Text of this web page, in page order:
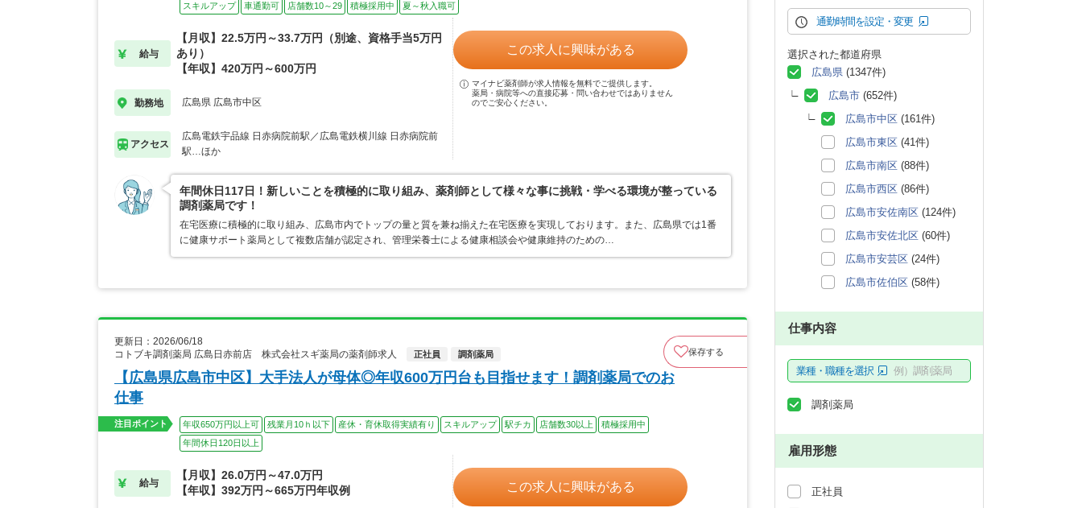
スキルアップ
車通勤可 店舗数10～29 積極採用中 夏～秋入職可
給与
【月収】22.5万円～33.7万円（別途、資格手当5万円
あり）
【年収】420万円～600万円
勤務地 広島県 広島市中区
アクセス
広島電鉄宇品線 日赤病院前駅／広島電鉄横川線 日赤病院前
駅…ほか
この求人に興味がある
マイナビ薬剤師が求人情報を無料でご提供します。
薬局・病院等への直接応募・問い合わせではありません
のでご安心ください。
年間休日117日！新しいことを積極的に取り組み、薬剤師として様々な事に挑戦・学べる環境が整っている
調剤薬局です！
在宅医療に積極的に取り組み、広島市内でトップの量と質を兼ね揃えた在宅医療を実現しております。また、広島県では1番
に健康サポート薬局として複数店舗が認定され、管理栄養士による健康相談会や健康維持のための…
更新日：2026/06/18
コトブキ調剤薬局 広島日赤前店 株式会社スギ薬局の薬剤師求人
正社員 調剤薬局 保存する
【広島県広島市中区】大手法人が母体◎年収600万円台も目指せます！調剤薬局でのお
仕事
注目ポイント 年収650万円以上可 残業月10ｈ以下 産休・育休取得実績有り スキルアップ 駅チカ 店舗数30以上
積極採用中
年間休日120日以上
給与
【月収】26.0万円～47.0万円
【年収】392万円～665万円年収例
この求人に興味がある
通勤時間を設定・変更
選択された都道府県
広島県 (1347件)
広島市 (652件)
広島市中区 (161件)
広島市東区 (41件)
広島市南区 (88件)
広島市西区 (86件)
広島市安佐南区 (124件)
広島市安佐北区 (60件)
広島市安芸区 (24件)
広島市佐伯区 (58件)
仕事内容
業種・職種を選択 例）調剤薬局
調剤薬局
雇用形態
正社員